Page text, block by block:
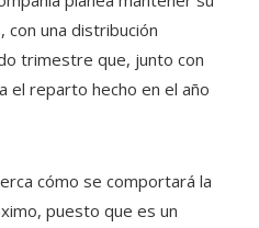
una distribución
trimestre que, junto con
el reparto hecho en el año
cómo se comportará la
puesto que es un